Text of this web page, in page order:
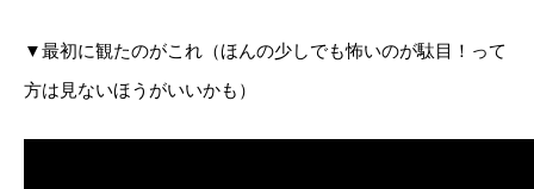
▼最初に観たのがこれ（ほんの少しでも怖いのが駄目！って
方は見ないほうがいいかも）